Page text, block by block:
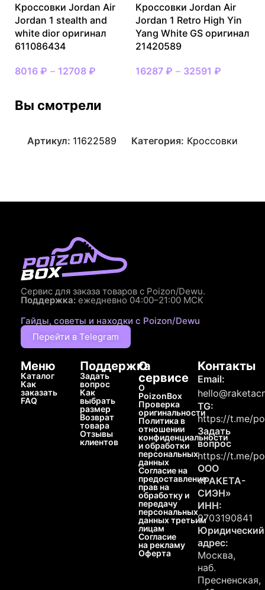
Кроссовки Jordan Air
Jordan 1 stealth and
white dior оригинал
611086434
8016 ₽ – 12708 ₽
Кроссовки Jordan Air
Jordan 1 Retro High Yin
Yang White GS оригинал
21420589
16287 ₽ – 32591 ₽
Вы смотрели
Артикул: 11622589 Категория: Кроссовки
Сервис для заказа товаров с Poizon/Dewu.
Поддержка: ежедневно 04:00–21:00 МСК
Гайды, советы и находки с Poizon/Dewu
Перейти в Telegram
Меню
Каталог
Как
заказать
FAQ
Поддержка
Задать
вопрос
Как
выбрать
размер
Возврат
товара
Отзывы
клиентов
О
сервисе
О
PoizonBox
Проверка
оригинальности
Политика в
отношении
конфиденциальности
и обработки
персональных
данных
Согласие на
предоставление
прав на
обработку и
передачу
персональных
данных третьим
лицам
Согласие
на рекламу
Оферта
Контакты
Email:
TG:
https://t.me/
Задать
вопрос
https://t.me/
ООО
«РАКЕТА-
СИЭН»
ИНН:
9703190841
Юридический
адрес:
Москва,
наб.
Пресненская,